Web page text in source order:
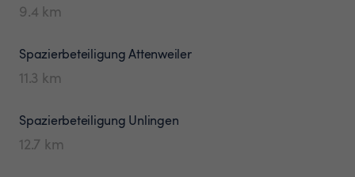
9.4 km
SpazierbeteiligungAttenweiler
11.3 km
Spazierbeteiligung Unlingen
12.7 km